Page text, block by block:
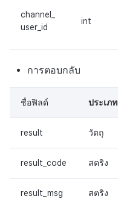
channel_
user_id
int
การตอบกลับ
ชื่อฟิลด์ ประเภท
result วัตถุ
result_code สตริง
result_msg สตริง